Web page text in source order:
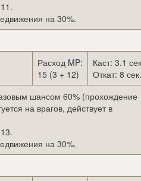
на 30%.
Расход MP:
15 (3 + 12)
Каст: 3.1
Откат: 8 сек.
шансом 60% (прохождение
на врагов, действует в
на 30%.